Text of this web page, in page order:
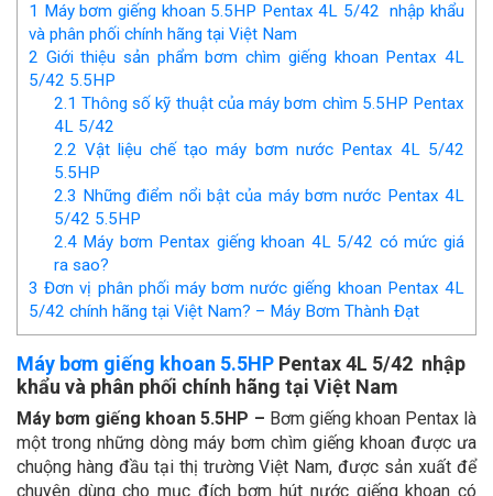
1 Máy bơm giếng khoan 5.5HP Pentax 4L 5/42 nhập khẩu
và phân phối chính hãng tại Việt Nam
2 Giới thiệu sản phẩm bơm chìm giếng khoan Pentax 4L
5/42 5.5HP
2.1 Thông số kỹ thuật của máy bơm chìm 5.5HP Pentax
4L 5/42
2.2 Vật liệu chế tạo máy bơm nước Pentax 4L 5/42
5.5HP
2.3 Những điểm nổi bật của máy bơm nước Pentax 4L
5/42 5.5HP
2.4Máy bơm Pentax giếng khoan 4L 5/42 có mức giá
ra sao?
3 Đơn vị phân phối máy bơm nước giếng khoan Pentax 4L
5/42 chính hãng tại Việt Nam? – Máy Bơm Thành Đạt
Máy bơm giếng khoan 5.5HP Pentax 4L 5/42 nhập
khẩu và phân phối chính hãng tại Việt Nam
Máy bơm giếng khoan 5.5HP – Bơm giếng khoan Pentax là
một trong những dòng máy bơm chìm giếng khoan được ưa
chuộng hàng đầu tại thị trường Việt Nam, được sản xuất để
chuyên dùng cho mục đích bơm hút nước giếng khoan có